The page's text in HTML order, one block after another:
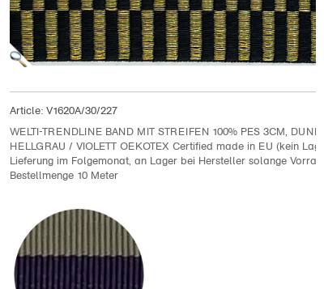
Article: V1620A/30/227
WELTI-TRENDLINE BAND MIT STREIFEN 100% PES 3CM,
HELLGRAU / VIOLETT OEKOTEX Certified made in EU (kein
Lieferung im Folgemonat, an Lager bei Hersteller solange Vorrat
Bestellmenge 10 Meter